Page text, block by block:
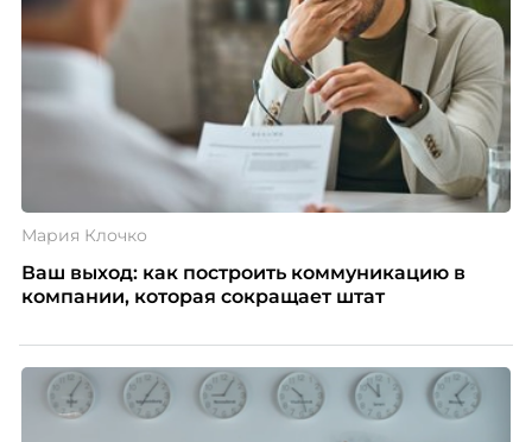
Мария Клочко
Ваш выход: как построить коммуникацию в
компании, которая сокращает штат